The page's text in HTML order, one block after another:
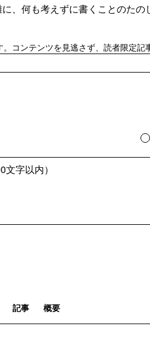
、何も考えずに書くことのたの
コンテンツを見逃さず、読者限定記
記事 概要